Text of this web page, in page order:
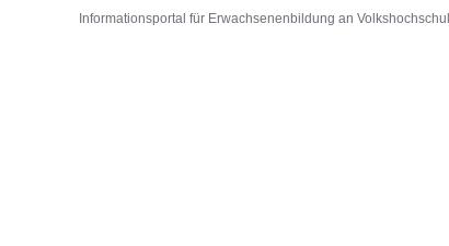
Informationsportal für Erwachsenenbildung an